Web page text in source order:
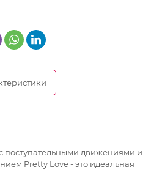
поступательными движениями и
Pretty Love - это идеальная